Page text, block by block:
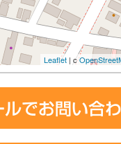
Leaflet | c